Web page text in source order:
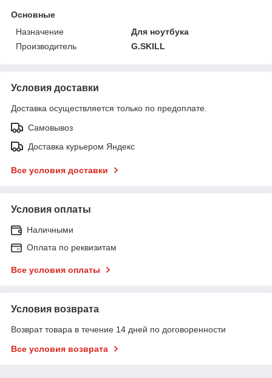
Основные
Назначение
Для ноутбука
Производитель
G.SKILL
Условия доставки
Доставка осуществляется только по предоплате.
Самовывоз
Доставка курьером Яндекс
Все условия доставки
Условия оплаты
Наличными
Оплата по реквизитам
Все условия оплаты
Условия возврата
Возврат товара в течение 14 дней по договоренности
Все условия возврата